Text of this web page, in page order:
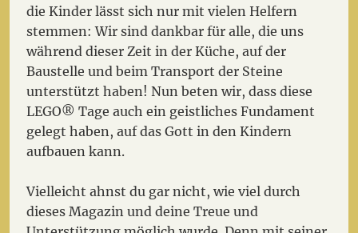
die Kinder lässt sich nur mit vielen Helfern
stemmen: Wir sind dankbar für alle, die uns
während dieser Zeit in der Küche, auf der
Baustelle und beim Transport der Steine
unterstützt haben! Nun beten wir, dass diese
LEGO® Tage auch ein geistliches Fundament
gelegt haben, auf das Gott in den Kindern
aufbauen kann.
Vielleicht ahnst du gar nicht, wie viel durch
dieses Magazin und deine Treue und